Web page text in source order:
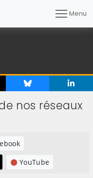
Menu
nos réseaux
YouTube